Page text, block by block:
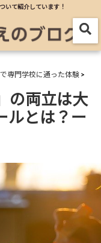
いて紹介しています！
専門学校に通った体験
の両立は大
ルとは？ー